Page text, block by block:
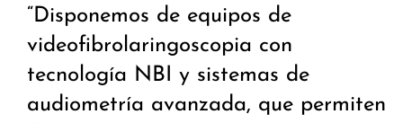
“Disponemos de equipos de
videofibrolaringoscopia con
tecnología NBI y sistemas de
audiometría avanzada, que permiten